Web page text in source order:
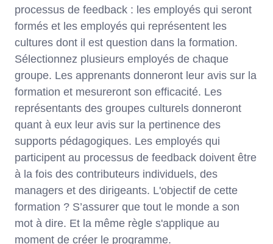
processus de feedback : les employés qui seront
formés et les employés qui représentent les
cultures dont il est question dans la formation.
Sélectionnez plusieurs employés de chaque
groupe. Les apprenants donneront leur avis sur la
formation et mesureront son efficacité. Les
représentants des groupes culturels donneront
quant à eux leur avis sur la pertinence des
supports pédagogiques. Les employés qui
participent au processus de feedback doivent être
à la fois des contributeurs individuels, des
managers et des dirigeants. L'objectif de cette
formation ? S’assurer que tout le monde a son
mot à dire. Et la même règle s'applique au
moment de créer le programme.